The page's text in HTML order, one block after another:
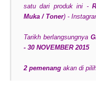
satu dari produk ini -
Muka / Toner) -
Tarikh berlangsungnya
- 30 NOVEMBER 2015
2 pemenang akan di